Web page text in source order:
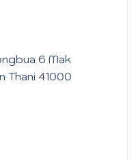
6 Mak
Thani 41000